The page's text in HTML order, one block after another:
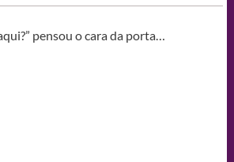
pensou o cara da porta…